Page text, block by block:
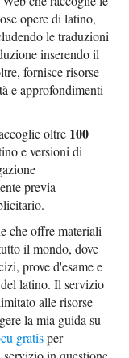
opere di latino,
le traduzioni
inserendo il
fornisce risorse
e approfondimenti
oltre 100
e versioni di
previa
che offre materiali
il mondo, dove
prove d'esame e
latino. Il servizio
alle risorse
la mia guida su
gratisper